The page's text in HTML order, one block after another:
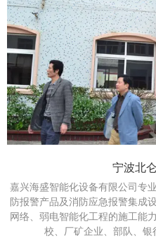
宁波北
嘉兴海盛智能化设备有限公司专
防报警产品及消防应急报警集成
网络、弱电智能化工程的施工能
校、厂矿企业、部队、银